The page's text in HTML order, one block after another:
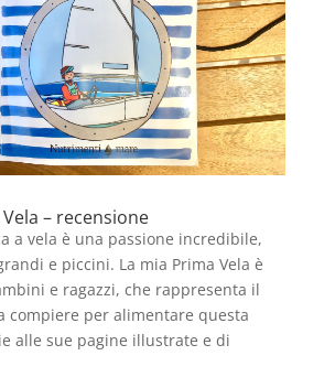
– recensione
a vela è una passione incredibile,
e piccini. La mia Prima Vela è
e ragazzi, che rappresenta il
compiere per alimentare questa
alle sue pagine illustrate e di